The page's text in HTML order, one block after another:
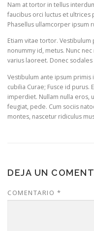
Nam at tortor in tellus
faucibus orci luctus et ultrices
Phasellus ullamcorper ipsum
Etiam vitae tortor.
nonummy id, metus. Nunc
varius laoreet. Donec sodales
Vestibulum ante ipsum
cubilia Curae; Fusce id purus.
imperdiet. Nullam nulla eros,
feugiat, pede. Cum sociis
montes, nascetur ridiculus
DEJA UN
COMENTARIO *